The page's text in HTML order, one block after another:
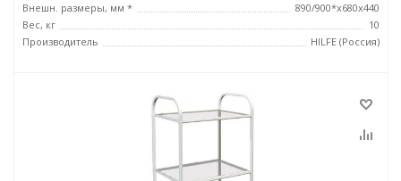
Внешн. размеры, мм *
890/900*x680x440
Вес, кг
10
Производитель
HILFE (Россия)